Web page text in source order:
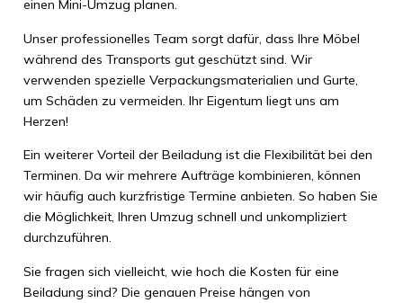
einen Mini-Umzug planen.
Unser professionelles Team sorgt dafür, dass Ihre Möbel
während des Transports gut geschützt sind. Wir
verwenden spezielle Verpackungsmaterialien und Gurte,
um Schäden zu vermeiden. Ihr Eigentum liegt uns am
Herzen!
Ein weiterer Vorteil der Beiladung ist die Flexibilität bei den
Terminen. Da wir mehrere Aufträge kombinieren, können
wir häufig auch kurzfristige Termine anbieten. So haben Sie
die Möglichkeit, Ihren Umzug schnell und unkompliziert
durchzuführen.
Sie fragen sich vielleicht, wie hoch die Kosten für eine
Beiladung sind? Die genauen Preise hängen von